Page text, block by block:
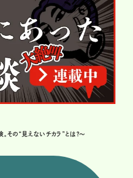
その“見えないチカラ”とは？～